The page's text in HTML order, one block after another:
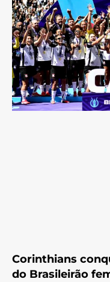
Corinthians
do Brasileirão